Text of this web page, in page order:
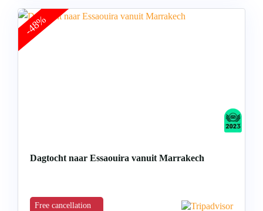
-48%
Dagtocht naar Essaouira vanuit Marrakech
Free cancellation